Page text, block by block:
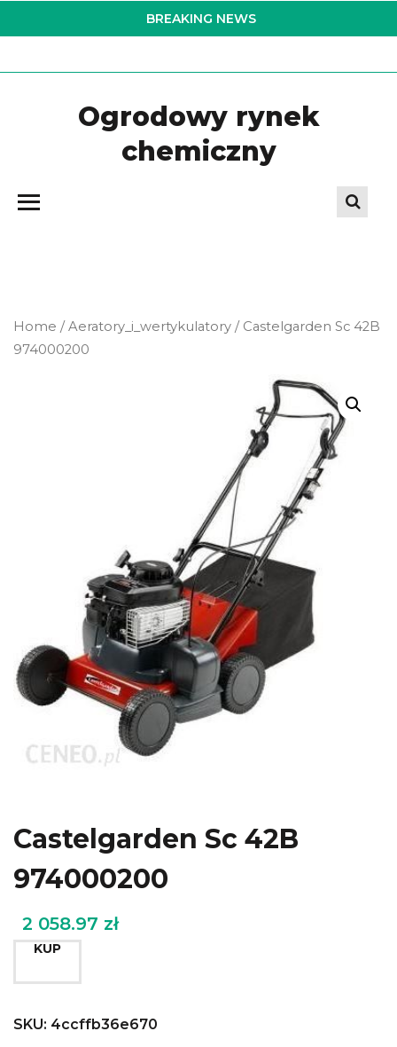
to
BREAKING NEWS
Ogrodowy rynek
chemiczny
Home /Aeratory_i_wertykulatory / Castelgarden Sc 42B
974000200
Castelgarden Sc 42B
974000200
2 058.97 zł
KUP
SKU: 4ccffb36e670